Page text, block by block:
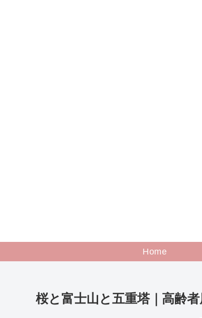
Home
桜と富士山と五重塔｜高齢